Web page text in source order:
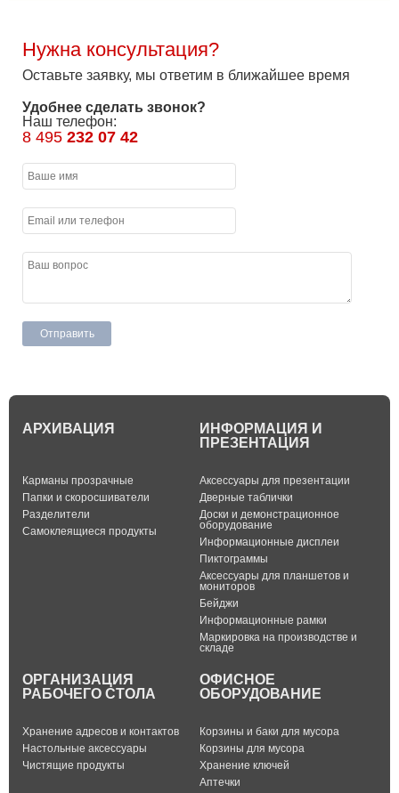
Нужна консультация?
Оставьте заявку, мы ответим в ближайшее время
Удобнее сделать звонок?
Наш телефон:
8 495 232 07 42
АРХИВАЦИЯ
Карманы прозрачные
Папки и скоросшиватели
Разделители
Самоклеящиеся продукты
ИНФОРМАЦИЯ И
ПРЕЗЕНТАЦИЯ
Аксессуары для презентации
Дверные таблички
Доски и демонстрационное
оборудование
Информационные дисплеи
Пиктограммы
Аксессуары для планшетов и
мониторов
Бейджи
Информационные рамки
Маркировка на производстве и
складе
ОРГАНИЗАЦИЯ
РАБОЧЕГО СТОЛА
Хранение адресов и контактов
Настольные аксессуары
Чистящие продукты
ОФИСНОЕ
ОБОРУДОВАНИЕ
Корзины и баки для мусора
Корзины для мусора
Хранение ключей
Аптечки